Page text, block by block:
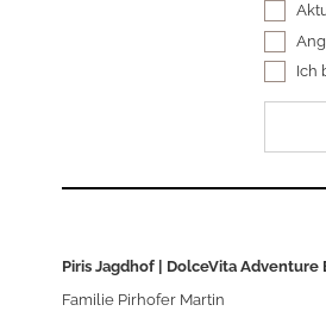
Ich
Piris Jagdhof | DolceVita Adventure
Familie Pirhofer Martin